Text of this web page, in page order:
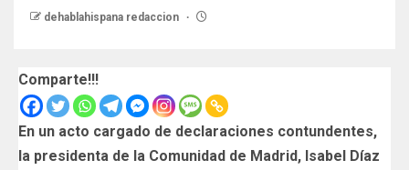
dehablahispana redaccion
Comparte!!!
En un acto cargado de declaraciones contundentes,
la presidenta de la Comunidad de Madrid, Isabel Díaz